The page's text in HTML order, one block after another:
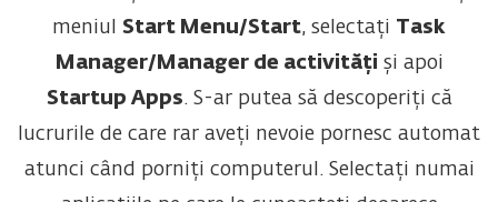
meniul Start Menu/Start, selectați Task
Manager/Manager de activități și apoi
Startup Apps. S-ar putea să descoperiți că
lucrurile de care rar aveți nevoie pornesc automat
atunci când porniți computerul. Selectați numai